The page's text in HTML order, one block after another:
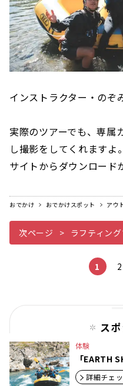
インストラクター・のぞ
実際のツアーでも、専属
し撮影をしてくれますよ
サイトからダウンロード
おでかけ おでかけスポット アウ
次ページ ラフティン
1 2
ス
体験
「EARTH
詳細チェ